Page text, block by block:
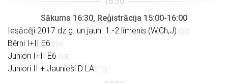
Sākums 16:30, Reģistrācija 15:00-16:00
Iesācēji 2017.dz.g. un jaun. 1.-2.līmenis (W,Ch,J) (24)
Bērni I+II E6 (14)
Juniori I+II E6 (18)
Juniori II + Jaunieši D LA (12)